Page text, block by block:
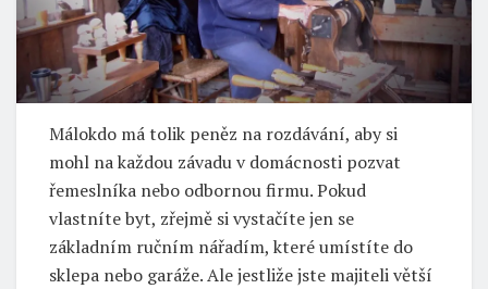
Málokdo má tolik peněz na rozdávání, aby si
mohl na každou závadu v domácnosti pozvat
řemeslníka nebo odbornou firmu. Pokud
vlastníte byt, zřejmě si vystačíte jen se
základním ručním nářadím, které umístíte do
sklepa nebo garáže. Ale jestliže jste majiteli větší